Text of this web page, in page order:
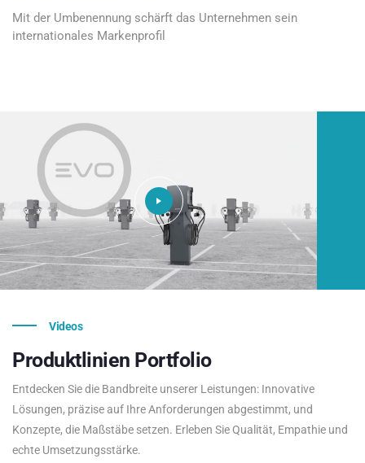
Mit der Umbenennung schärft das Unternehmen sein
internationales Markenprofil
Videos
Produktlinien Portfolio
Entdecken Sie die Bandbreite unserer Leistungen: Innovative
Lösungen, präzise auf Ihre Anforderungen abgestimmt, und
Konzepte, die Maßstäbe setzen. Erleben Sie Qualität, Empathie und
echte Umsetzungsstärke.